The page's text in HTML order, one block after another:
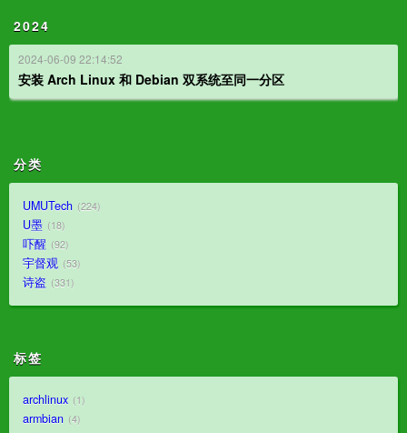
2024
2024-06-09 22:14:52
安装 Arch Linux 和 Debian 双系统至同一分区
分类
UMUTech 224
U墨 18
吓醒 92
宇督观 53
诗盗 331
标签
archlinux 1
armbian 4